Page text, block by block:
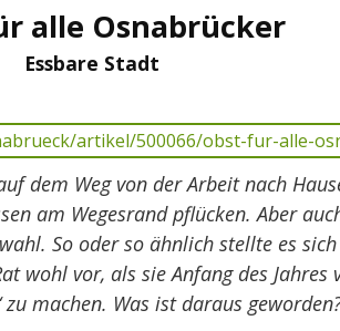
alle Osnabrücker
Essbare Stadt
dem Weg von der Arbeit nach
am Wegesrand pflücken. Aber
So oder so ähnlich stellte es
wohl vor, als sie Anfang des Jahres
zu machen. Was ist daraus